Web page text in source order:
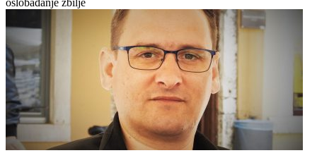
oslobađanje zbilje